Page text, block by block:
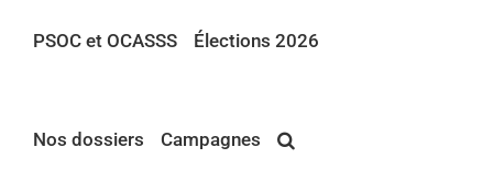
PSOC et OCASSS Élections 2026
Nos dossiers Campagnes